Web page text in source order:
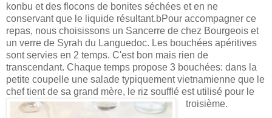
konbu et des flocons de bonites séchées et en ne
conservant que le liquide résultant.bPour accompagner ce
repas, nous choisissons un Sancerre de chez Bourgeois et
un verre de Syrah du Languedoc. Les bouchées apéritives
sont servies en 2 temps. C'est bon mais rien de
transcendant. Chaque temps propose 3 bouchées: dans la
petite coupelle une salade typiquement vietnamienne que le
chef tient de sa grand mère, le riz soufflé est utilisé pour le
troisième.